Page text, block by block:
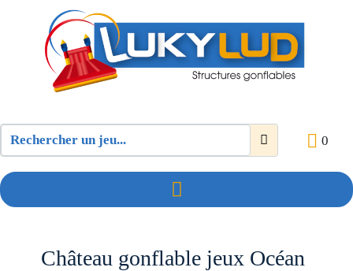
0
Château gonflable jeux Océan